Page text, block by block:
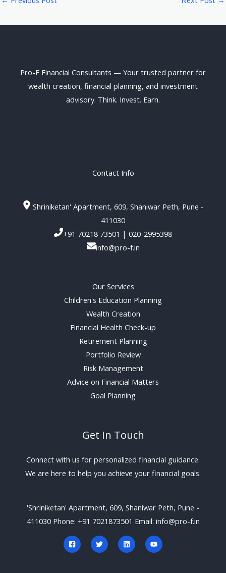
Pro-F Financial Consultants — Your trusted partner for
wealth creation, financial planning, and investment
advisory. Think. Invest. Earn.
Contact Info
'Shriniketan' Apartment, 609, Shaniwar Peth, Pune -
411030
+91 70218 73501 | 020-2995398
info@pro-f.in
Our Services
Children's Education Planning
Wealth Creation
Financial Health Check-up
Retirement Planning
Portfolio Review
Risk Management
Advice on Financial Matters
Goal Planning
Get In Touch
Connect with us for personalized financial guidance.
We are here to help you achieve your financial goals.
'Shriniketan' Apartment, 609, Shaniwar Peth, Pune -
411030 Phone: +91 7021873501 Email: info@pro-f.in